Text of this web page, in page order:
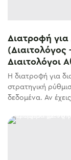
Διατροφή για
(Διαιτολόγος
Διαιτολόγοι
Η διατροφή για
στρατηγική
δεδομένα. Αν